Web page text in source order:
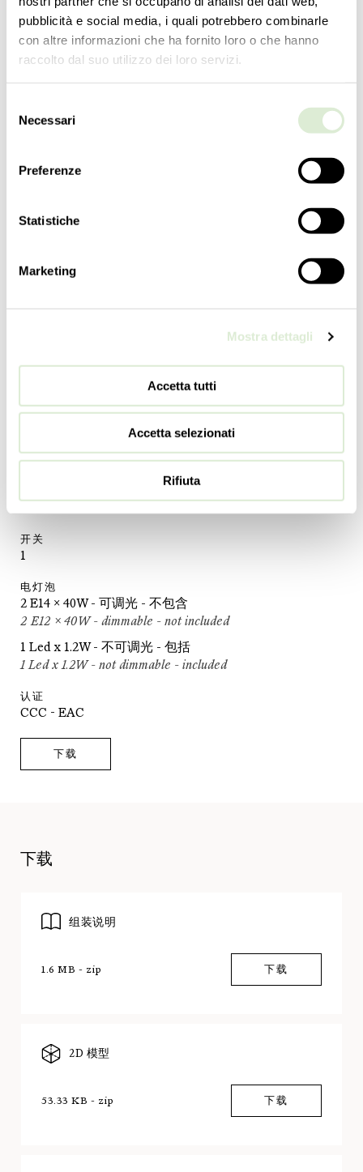
pubblicità e social media, i quali potrebbero combinarle
con altre informazioni che ha fornito loro o che hanno
raccolto dal suo utilizzo dei loro servizi.
delNecessari
Preferenze
Statistiche
Marketing
Mostra dettagli
Accetta tutti
Accetta selezionati
Rifiuta
高度
23 ½inc
深度
开关
1
电灯泡
2 E14 x 40W - 可调光 - 不包含
2 E12 x 40W - dimmable - not included
1 Led x 1.2W - 不可调光 - 包括
1 Led x 1.2W - not dimmable - included
认证
CCC - EAC
下载
下载
组装说明
1.6 MB - zip 下载
2D 模型
53.33 KB - zip 下载